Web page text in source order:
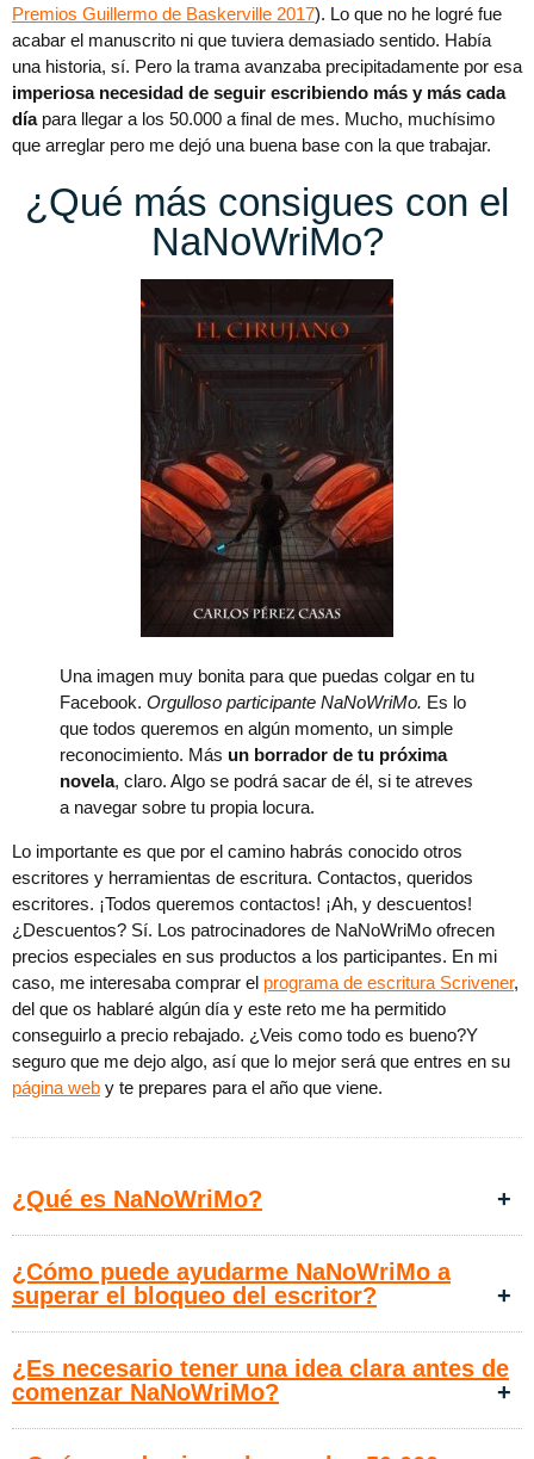
Premios Guillermo de Baskerville 2017). Lo que no he logré fue
acabar el manuscrito ni que tuviera demasiado sentido. Había
una historia, sí. Pero la trama avanzaba precipitadamente por esa
imperiosa necesidad de seguir escribiendo más y más cada
díapara llegar a los 50.000 a final de mes. Mucho, muchísimo
que arreglar pero me dejó una buena base con la que trabajar.
¿Qué más consigues con el
NaNoWriMo?
Una imagen muy bonita para que puedas colgar en tu
Facebook. Orgulloso participante NaNoWriMo. Es lo
que todos queremos en algún momento, un simple
reconocimiento. Más un borrador de tu próxima
novela, claro. Algo se podrá sacar de él, si te atreves
a navegar sobre tu propia locura.
Lo importante es que por el camino habrás conocido otros
escritores y herramientas de escritura. Contactos, queridos
escritores. ¡Todos queremos contactos! ¡Ah, y descuentos!
¿Descuentos? Sí. Los patrocinadores de NaNoWriMo ofrecen
precios especiales en sus productos a los participantes. En mi
caso, me interesaba comprar el programa de escritura Scrivener,
del que os hablaré algún día y este reto me ha permitido
conseguirlo a precio rebajado. ¿Veis como todo es bueno?Y
seguro que me dejo algo, así que lo mejor será que entres en su
página web y te prepares para el año que viene.
​¿Qué es NaNoWriMo?
​¿Cómo puede ayudarme NaNoWriMo a
superar el bloqueo del escritor?
​¿Es necesario tener una idea clara antes de
comenzar NaNoWriMo?